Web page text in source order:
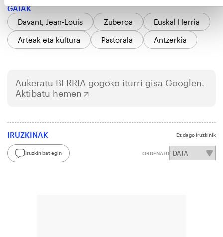
GAIAK
Davant, Jean-Louis
Zuberoa
Euskal Herria
Arteak eta kultura
Pastorala Antzerkia
Aukeratu BERRIA gogoko iturri gisa Googlen.
Aktibatu hemen
IRUZKINAK Ez dago iruzkinik
Iruzkin bat egin ORDENATU